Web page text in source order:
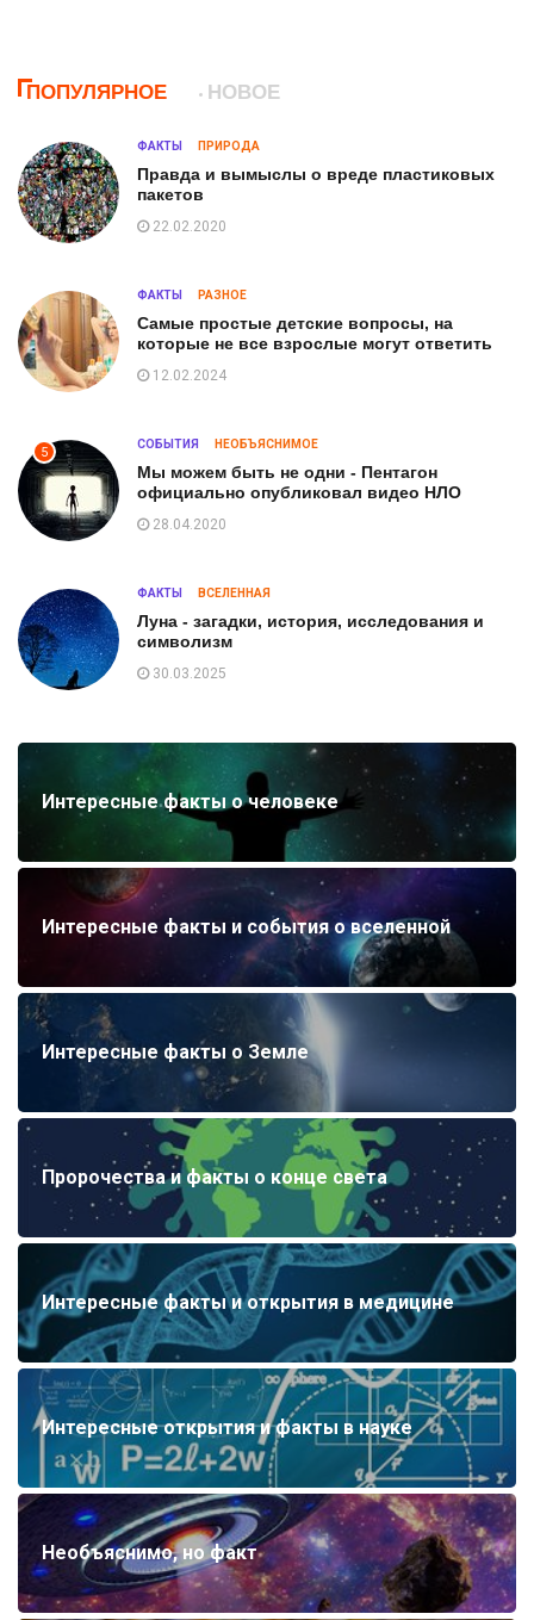
ПОПУЛЯРНОЕ НОВОЕ
ФАКТЫ ПРИРОДА
Правда и вымыслы о вреде пластиковых
пакетов
22.02.2020
ФАКТЫ РАЗНОЕ
Самые простые детские вопросы, на
которые не все взрослые могут ответить
12.02.2024
5
СОБЫТИЯ НЕОБЪЯСНИМОЕ
Мы можем быть не одни - Пентагон
официально опубликовал видео НЛО
28.04.2020
ФАКТЫ ВСЕЛЕННАЯ
Луна - загадки, история, исследования и
символизм
30.03.2025
Интересные факты о человеке
Интересные факты и события о вселенной
Интересные факты о Земле
Пророчества и факты о конце света
Интересные факты и открытия в медицине
Интересные открытия и факты в науке
Необъяснимо, но факт